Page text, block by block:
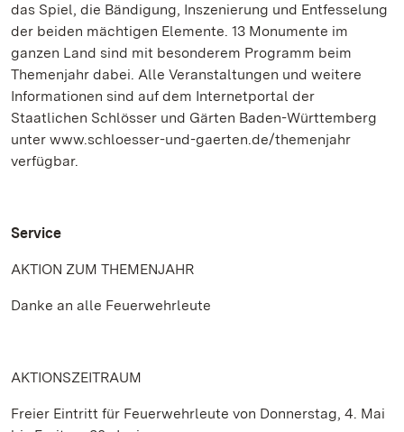
das Spiel, die Bändigung, Inszenierung und Entfesselung
der beiden mächtigen Elemente. 13 Monumente im
ganzen Land sind mit besonderem Programm beim
Themenjahr dabei. Alle Veranstaltungen und weitere
Informationen sind auf dem Internetportal der
Staatlichen Schlösser und Gärten Baden-Württemberg
unter www.schloesser-und-gaerten.de/themenjahr
verfügbar.
Service
AKTION ZUM THEMENJAHR
Danke an alle Feuerwehrleute
AKTIONSZEITRAUM
Freier Eintritt für Feuerwehrleute von Donnerstag, 4. Mai